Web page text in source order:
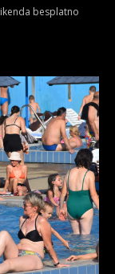
besplatno